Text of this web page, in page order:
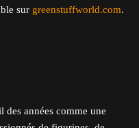
sur greenstuffworld.com.
des années comme une